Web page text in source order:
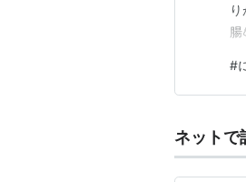
腸
す
で
#
ネットで